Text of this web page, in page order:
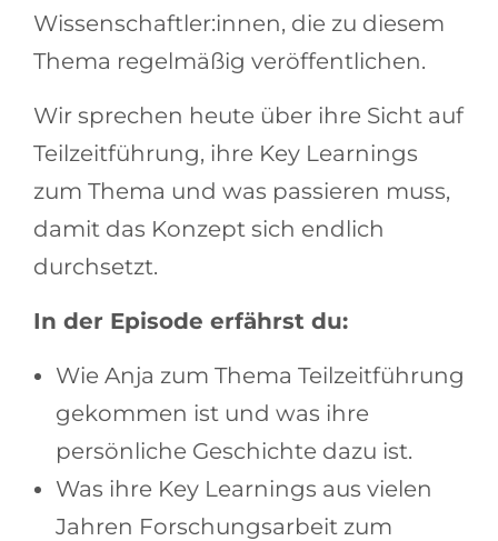
Wissenschaftler:innen, die zu diesem
Thema regelmäßig veröffentlichen.
Wir sprechen heute über ihre Sicht auf
Teilzeitführung, ihre Key Learnings
zum Thema und was passieren muss,
damit das Konzept sich endlich
durchsetzt.
In der Episode erfährst du:
Wie Anja zum Thema Teilzeitführung
gekommen ist und was ihre
persönliche Geschichte dazu ist.
Was ihre Key Learnings aus vielen
Jahren Forschungsarbeit zum